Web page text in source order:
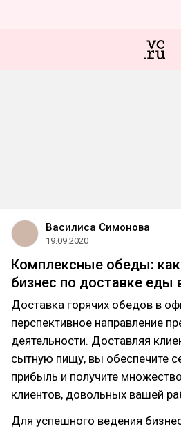
Василиса Симонова
19.09.2020
Комплексные обеды: как
бизнес по доставке еды
Доставка горячих обедов в
перспективное направление
деятельности. Доставляя
сытную пищу, вы обеспечите
прибыль и получите
клиентов, довольных вашей
Для успешного ведения